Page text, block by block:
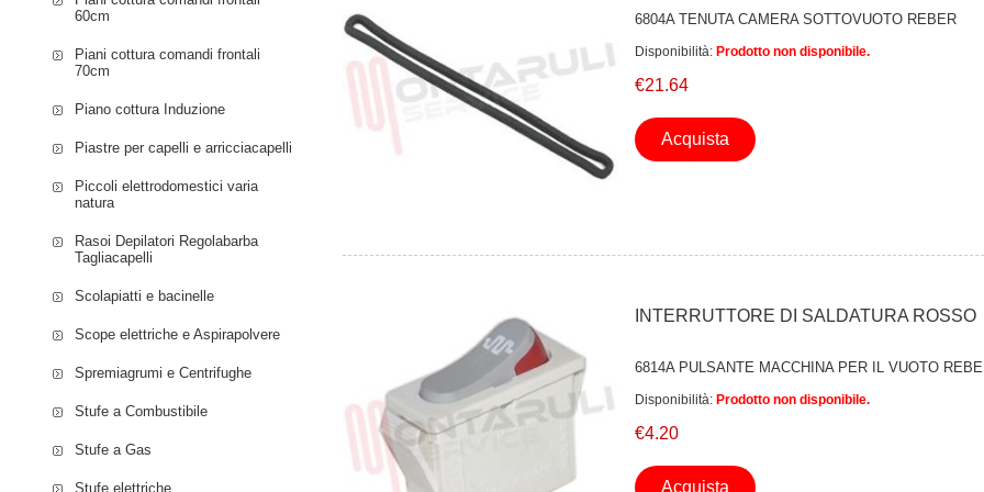
6804A TENUTA CAMERA SOTTOVUOTO REBER
Disponibilità: Prodotto non disponibile.
€21.64
Acquista
INTERRUTTORE DI SALDATURA ROSSO
6814A PULSANTE MACCHINA PER IL VUOTO
Disponibilità: Prodotto non disponibile.
€4.20
Acquista
60cm
Piani cottura comandi frontali
70cm
Piano cottura Induzione
Piastre per capelli e arricciacapelli
Piccoli elettrodomestici varia
natura
Rasoi Depilatori Regolabarba
Tagliacapelli
Scolapiatti e bacinelle
Scope elettriche e Aspirapolvere
Spremiagrumi e Centrifughe
Stufe a Combustibile
Stufe a Gas
Stufe elettriche